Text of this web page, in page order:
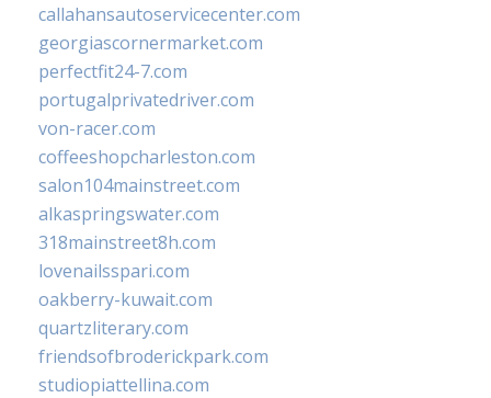
callahansautoservicecenter.com
georgiascornermarket.com
perfectfit24-7.com
portugalprivatedriver.com
von-racer.com
coffeeshopcharleston.com
salon104mainstreet.com
alkaspringswater.com
318mainstreet8h.com
lovenailsspari.com
oakberry-kuwait.com
quartzliterary.com
friendsofbroderickpark.com
studiopiattellina.com